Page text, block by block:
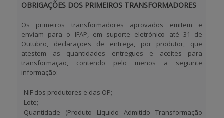
OBRIGAÇÕES DOS PRIMEIROS TRANSFORMADORES
Os primeiros transformadores aprovados emitem e
enviam para o IFAP, em suporte eletrónico até 31 de
Outubro, declarações de entrega, por produtor, que
atestem as quantidades entregues e aceites para
transformação, contendo pelo menos a seguinte
informação:
NIF dos produtores e das OP;
Lote;
Quantidade (Produto Líquido Admitido Transformação